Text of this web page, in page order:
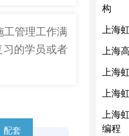
工管理工作满
的学员或者
配套
构
上海
上海
上海
上海
上海
编程